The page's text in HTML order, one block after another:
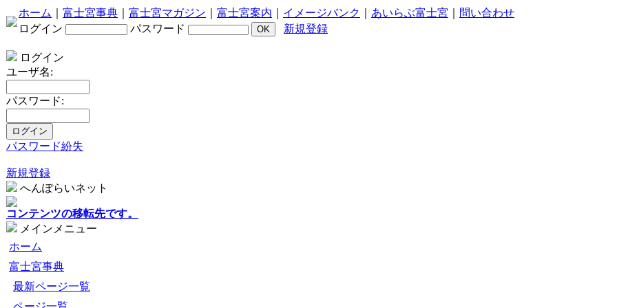
ホーム 富士宮事典 富士宮マガジン 富士宮案内 イメージバンク あいらぶ富士宮
問い合わせ
ログイン
パスワード 新規登録
ログイン
ユーザ名:
パスワード:
パスワード紛失
新規登録
へんぽらいネット
コンテンツの移転先です。
メインメニュー
ホーム
富士宮事典
最新ページ一覧